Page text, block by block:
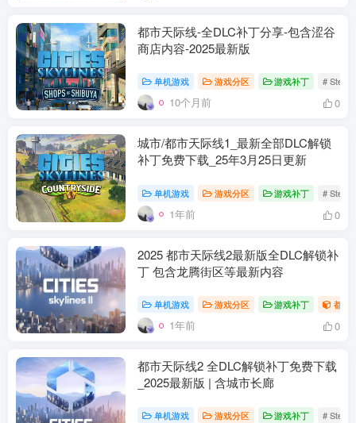
都市天际线-全DLC补丁分享-包含涩谷
商店内容-2025最新版
单机游戏 游戏分区 游戏补丁 #
10个月前 0
城市/都市天际线1_最新全部DLC解锁
补丁免费下载_25年3月25日更新
单机游戏 游戏分区 游戏补丁 #
1年前 0
2025 都市天际线2最新版全DLC解锁补
丁 包含龙腾街区等最新内容
单机游戏 游戏分区 游戏补丁 都市
1年前 0
都市天际线2 全DLC解锁补丁免费下载
_2025最新版 | 含城市长廊
单机游戏 游戏分区 游戏补丁 #